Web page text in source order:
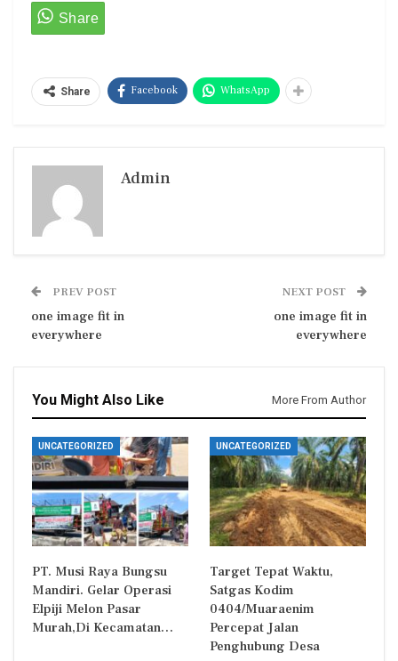
Share Facebook WhatsApp
Admin
PREV POST
one image fit in
everywhere
NEXT POST
one image fit in
everywhere
You Might Also Like More From Author
UNCATEGORIZED
PT. Musi Raya Bungsu
Mandiri. Gelar Operasi
Elpiji Melon Pasar
Murah,Di Kecamatan…
UNCATEGORIZED
Target Tepat Waktu,
Satgas Kodim
0404/Muaraenim
Percepat Jalan
Penghubung Desa